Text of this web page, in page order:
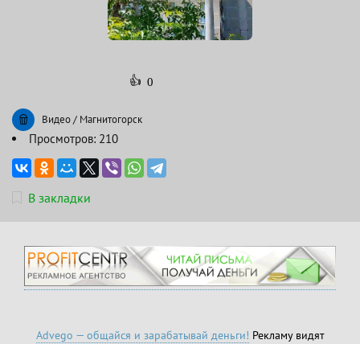
👍 0
Видео/ Магнитогорск
Просмотров: 210
В закладки
Advego — общайся и зарабатывай деньги! Рекламу видят